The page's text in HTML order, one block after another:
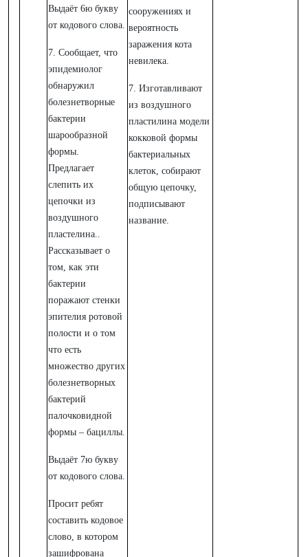
Выдаёт 6ю букву
от кодового слова.
7. Сообщает, что
эпидемиолог
обнаружил
болезнетворные
бактерии
шарообразной
формы.
Предлагает
слепить их
цепочки из
воздушного
пластелина..
Рассказывает о
том, как эти
бактерии
поражают стенки
эпителия ротовой
полости и о том
что есть
множество других
болезнетворных
бактерий
палочковидной
формы – бациллы.
Выдаёт 7ю букву
от кодового слова.
Просит ребят
составить кодовое
слово, в котором
зашифрована
сооружениях и
вероятность
заражения кота
невилека.
7. Изготавливают
из воздушного
пластилина модели
кокковой формы
бактериальных
клеток, собирают
общую цепочку,
подписывают
название.